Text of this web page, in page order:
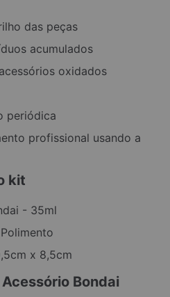
das peças
acumulados
oxidados
periódica
profissional usando a
kit
- 35ml
x 8,5cm
Bondai